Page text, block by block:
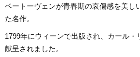
ベートーヴェンが青春期の哀傷感を美し
た名作。
1799年にウィーンで出版され、カール・
献呈されました。